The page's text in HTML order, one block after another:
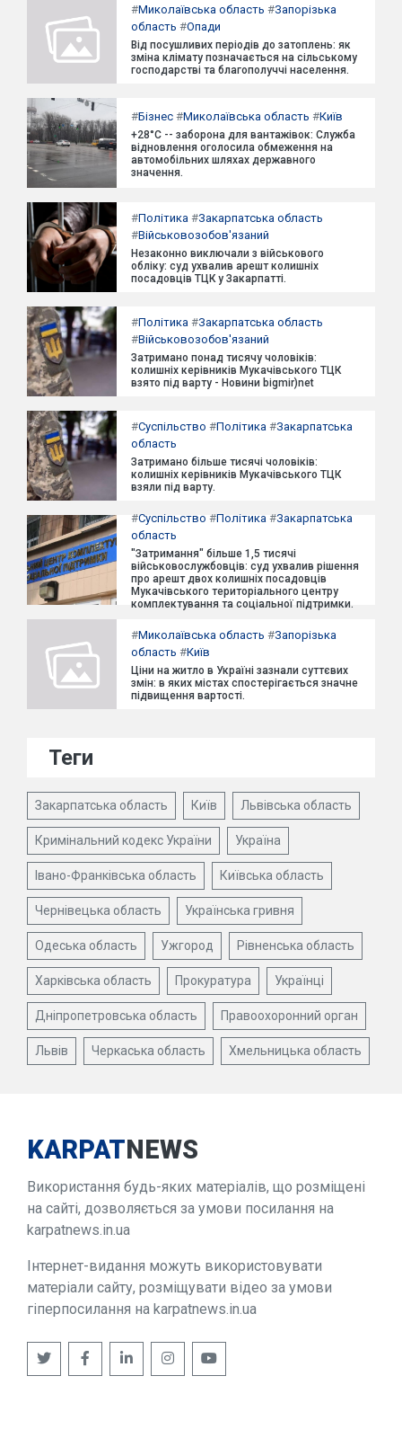
#Миколаївська область #Запорізька
область #Опади
Від посушливих періодів до затоплень: як
зміна клімату позначається на сільському
господарстві та благополуччі населення.
#Бізнес #Миколаївська область #Київ
+28°C -- заборона для вантажівок: Служба
відновлення оголосила обмеження на
автомобільних шляхах державного
значення.
#Політика #Закарпатська область
#Військовозобов'язаний
Незаконно виключали з військового
обліку: суд ухвалив арешт колишніх
посадовців ТЦК у Закарпатті.
#Політика #Закарпатська область
#Військовозобов'язаний
Затримано понад тисячу чоловіків:
колишніх керівників Мукачівського ТЦК
взято під варту - Новини bigmir)net
#Суспільство #Політика #Закарпатська
область
Затримано більше тисячі чоловіків:
колишніх керівників Мукачівського ТЦК
взяли під варту.
#Суспільство #Політика #Закарпатська
область
"Затримання" більше 1,5 тисячі
військовослужбовців: суд ухвалив рішення
про арешт двох колишніх посадовців
Мукачівського територіального центру
комплектування та соціальної підтримки.
#Миколаївська область #Запорізька
область #Київ
Ціни на житло в Україні зазнали суттєвих
змін: в яких містах спостерігається значне
підвищення вартості.
Теги
Закарпатська область Київ Львівська область
Кримінальний кодекс України Україна
Івано-Франківська область Київська область
Чернівецька область Українська гривня
Одеська область Ужгород Рівненська область
Харківська область Прокуратура Українці
Дніпропетровська область Правоохоронний орган
Львів Черкаська область Хмельницька область
KARPATNEWS
Використання будь-яких матеріалів, що розміщені
на сайті, дозволяється за умови посилання на
karpatnews.in.ua
Інтернет-видання можуть використовувати
матеріали сайту, розміщувати відео за умови
гіперпосилання на karpatnews.in.ua